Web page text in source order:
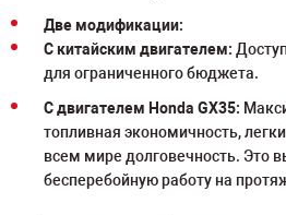
Две модификации:
С китайским двигателем:
для ограниченного бюджета.
С двигателем Honda GX35:
топливная экономичность,
всем мире долговечность. Это
бесперебойную работу на